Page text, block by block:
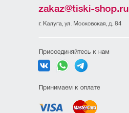
zakaz@tiski-shop.ru
г. Калуга, ул. Московская, д. 84
Присоединяйтесь к нам
Принимаем к оплате